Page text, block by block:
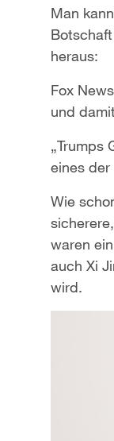
Man
heraus:
Fox
und
„Trumps
eines
Wie
waren
auch Xi
wird.